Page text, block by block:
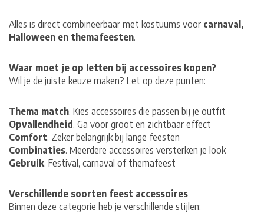
Alles is direct combineerbaar met kostuums voor carnaval,
Halloween en themafeesten.
Waar moet je op letten bij accessoires kopen?
Wil je de juiste keuze maken? Let op deze punten:
Thema match. Kies accessoires die passen bij je outfit
Opvallendheid. Ga voor groot en zichtbaar effect
Comfort. Zeker belangrijk bij lange feesten
Combinaties. Meerdere accessoires versterken je look
Gebruik. Festival, carnaval of themafeest
Verschillende soorten feest accessoires
Binnen deze categorie heb je verschillende stijlen: